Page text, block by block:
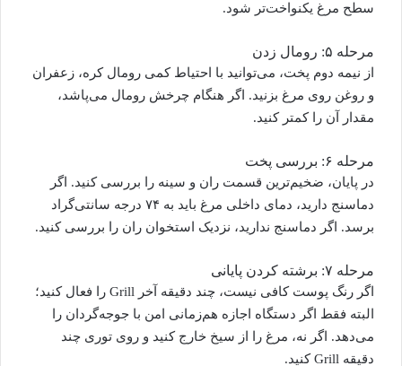
سطح مرغ یکنواخت‌تر شود.
مرحله ۵: رومال زدن
از نیمه دوم پخت، می‌توانید با احتیاط کمی رومال کره، زعفران
و روغن روی مرغ بزنید. اگر هنگام چرخش رومال می‌پاشد،
مقدار آن را کمتر کنید.
مرحله ۶: بررسی پخت
در پایان، ضخیم‌ترین قسمت ران و سینه را بررسی کنید. اگر
دماسنج دارید، دمای داخلی مرغ باید به ۷۴ درجه سانتی‌گراد
برسد. اگر دماسنج ندارید، نزدیک استخوان ران را بررسی کنید.
مرحله ۷: برشته کردن پایانی
اگر رنگ پوست کافی نیست، چند دقیقه آخر Grill را فعال کنید؛
البته فقط اگر دستگاه اجازه هم‌زمانی امن با جوجه‌گردان را
می‌دهد. اگر نه، مرغ را از سیخ خارج کنید و روی توری چند
دقیقه Grill کنید.